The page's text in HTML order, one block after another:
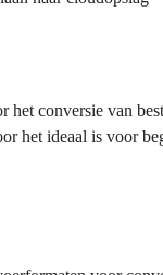
het conversie van
het ideaal is voor